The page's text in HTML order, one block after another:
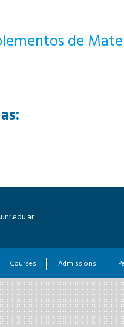
de
Courses Admissions